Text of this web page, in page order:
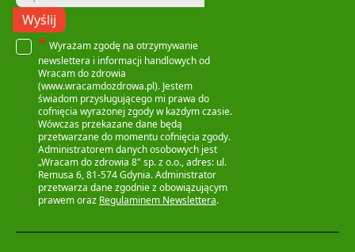
Wyślij
* Wyrażam zgodę na otrzymywanie
newslettera i informacji handlowych od
Wracam do zdrowia
(www.wracamdozdrowa.pl). Jestem
świadom przysługującego mi prawa do
cofnięcia wyrażonej zgody w każdym czasie.
Wówczas przekazane dane będą
przetwarzane do momentu cofnięcia zgody.
Administratorem danych osobowych jest
„Wracam do zdrowia 8" sp. z o.o., adres: ul.
Remusa 6, 81-574 Gdynia. Administrator
przetwarza dane zgodnie z obowiązującym
prawem oraz Regulaminem Newslettera.